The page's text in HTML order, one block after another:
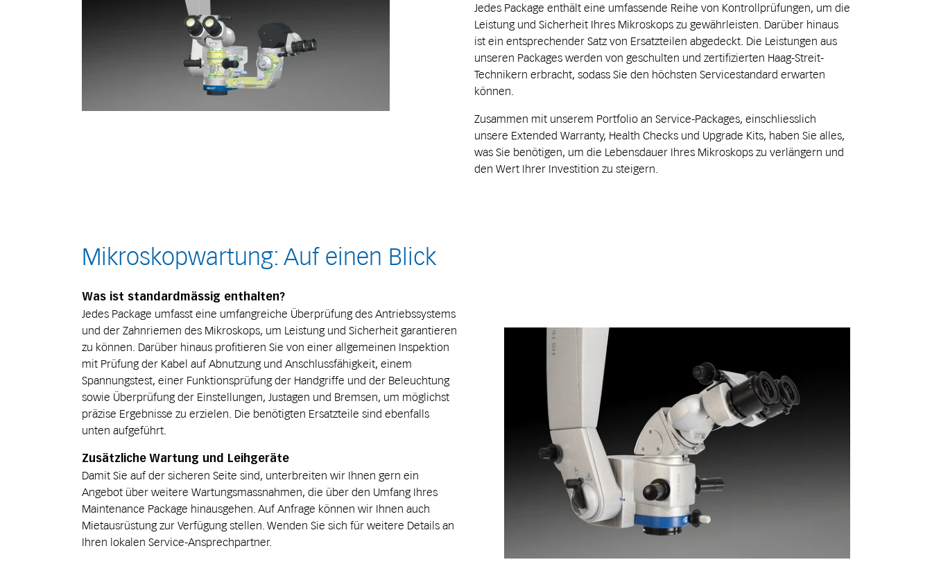
Jedes Package enthält eine umfassende Reihe von Kontrollprüfungen, um die
Leistung und Sicherheit Ihres Mikroskops zu gewährleisten. Darüber hinaus
ist ein entsprechender Satz von Ersatzteilen abgedeckt. Die Leistungen aus
unseren Packages werden von geschulten und zertifizierten Haag-Streit-
Technikern erbracht, sodass Sie den höchsten Servicestandard erwarten
können.
Zusammen mit unserem Portfolio an Service-Packages, einschliesslich
unsere Extended Warranty, Health Checks und Upgrade Kits, haben Sie alles,
was Sie benötigen, um die Lebensdauer Ihres Mikroskops zu verlängern und
den Wert Ihrer Investition zu steigern.
Mikroskopwartung: Auf einen Blick
Was ist standardmässig enthalten?
Jedes Package umfasst eine umfangreiche Überprüfung des Antriebssystems
und der Zahnriemen des Mikroskops, um Leistung und Sicherheit garantieren
zu können. Darüber hinaus profitieren Sie von einer allgemeinen Inspektion
mit Prüfung der Kabel auf Abnutzung und Anschlussfähigkeit, einem
Spannungstest, einer Funktionsprüfung der Handgriffe und der Beleuchtung
sowie Überprüfung der Einstellungen, Justagen und Bremsen, um möglichst
präzise Ergebnisse zu erzielen. Die benötigten Ersatzteile sind ebenfalls
unten aufgeführt.
Zusätzliche Wartung und Leihgeräte
Damit Sie auf der sicheren Seite sind, unterbreiten wir Ihnen gern ein
Angebot über weitere Wartungsmassnahmen, die über den Umfang Ihres
Maintenance Package hinausgehen. Auf Anfrage können wir Ihnen auch
Mietausrüstung zur Verfügung stellen. Wenden Sie sich für weitere Details an
Ihren lokalen Service-Ansprechpartner.